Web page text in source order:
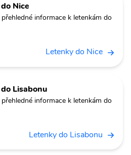
Nice
informace k letenkám do
Letenky do Nice
Lisabonu
informace k letenkám do
Letenky do Lisabonu